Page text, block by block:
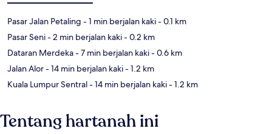
Pasar Jalan Petaling - 1 min berjalan kaki- 0.1 km
Pasar Seni- 2 min berjalan kaki- 0.2 km
Dataran Merdeka- 7 min berjalan kaki- 0.6 km
Jalan Alor- 14 min berjalan kaki- 1.2 km
Kuala Lumpur Sentral- 14 min berjalan kaki- 1.2 km
Tentang hartanah ini